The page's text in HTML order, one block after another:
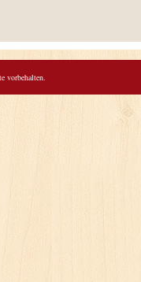
vorbehalten.